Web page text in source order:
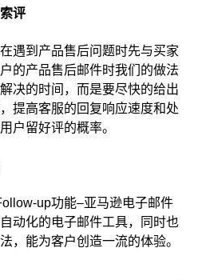
评
遇到产品售后问题时先与买家
的产品售后邮件时我们的做法
决的时间，而是要尽快的给出
提高客服的回复响应速度和处
户留好评的概率。
up功能–亚马逊电子邮件
动化的电子邮件工具，同时也
，能为客户创造一流的体验。